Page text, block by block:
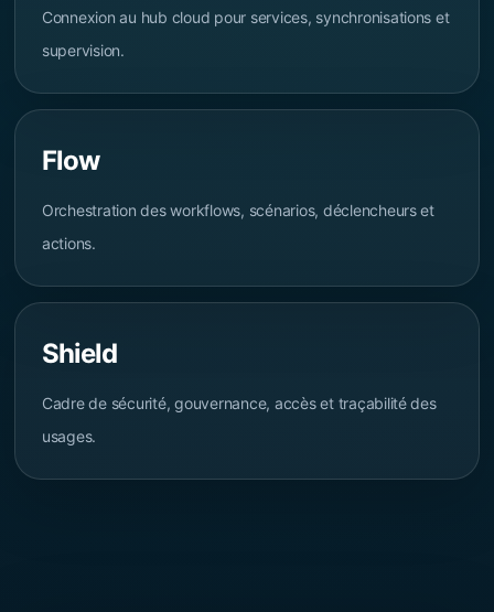
Connexion au hub cloud pour services, synchronisations et
supervision.
Flow
Orchestration des workflows, scénarios, déclencheurs et
actions.
Shield
Cadre de sécurité, gouvernance, accès et traçabilité des
usages.